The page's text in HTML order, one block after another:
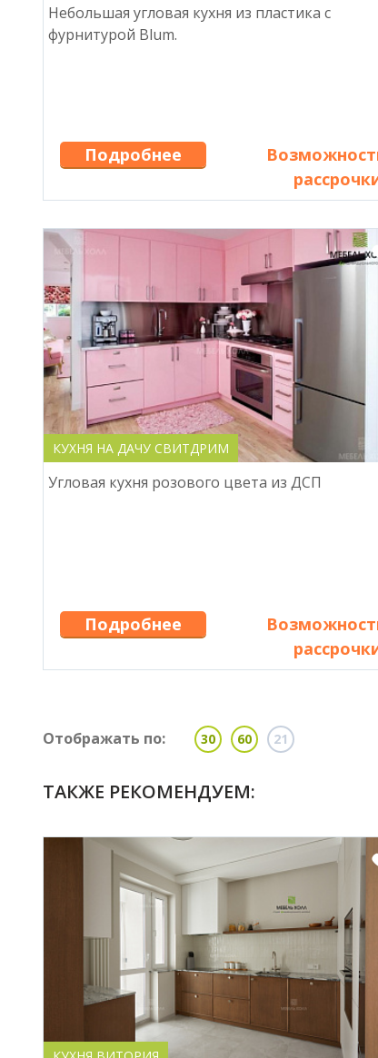
Небольшая угловая кухня из пластика с
фурнитурой Blum.
Подробнее
КУХНЯ НА ДАЧУ СВИТДРИМ
Угловая кухня розового цвета из ДСП
Подробнее
Отображать по: 30 60 21
ТАКЖЕ РЕКОМЕНДУЕМ: